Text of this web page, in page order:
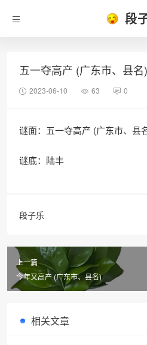
段
五一夺高产 (广东市、县名)
2023-06-10 63 0
谜面：五一夺高产 (广东市、县
谜底：陆丰
段子乐
上一篇
今年又高产 (广东市、县名)
相关文章